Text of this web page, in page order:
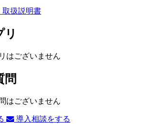
取扱説明書
リ
はございません
問
はございません
導入相談をする